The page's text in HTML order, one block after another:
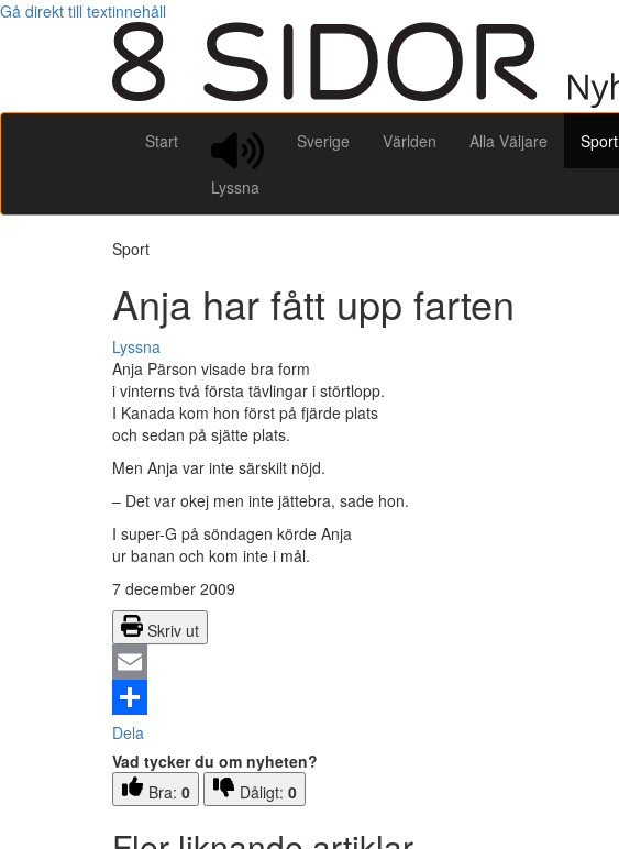
Gå direkt till textinnehåll
Start
Lyssna
Sverige Världen Alla Väljare Sport
Sport
Anja har fått upp farten
Lyssna
Anja Pärson visade bra form
i vinterns två första tävlingar i störtlopp.
I Kanada kom hon först på fjärde plats
och sedan på sjätte plats.
Men Anja var inte särskilt nöjd.
– Det var okej men inte jättebra, sade hon.
I super-G på söndagen körde Anja
ur banan och kom inte i mål.
7 december 2009
Skriv ut
Email
Dela
Vad tycker du om nyheten?
Bra: 0 Dåligt: 0